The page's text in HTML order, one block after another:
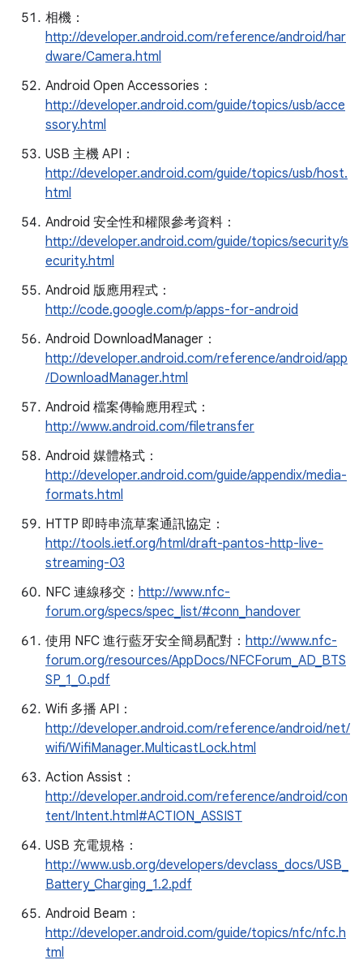
相機：
http://developer.android.com/reference/android/har
dware/Camera.html
Android Open Accessories：
http://developer.android.com/guide/topics/usb/acce
ssory.html
USB 主機 API：
http://developer.android.com/guide/topics/usb/host.
html
Android 安全性和權限參考資料：
http://developer.android.com/guide/topics/security/s
ecurity.html
Android 版應用程式：
http://code.google.com/p/apps-for-android
Android DownloadManager：
http://developer.android.com/reference/android/app
/DownloadManager.html
Android 檔案傳輸應用程式：
http://www.android.com/filetransfer
Android 媒體格式：
http://developer.android.com/guide/appendix/media-
formats.html
HTTP 即時串流草案通訊協定：
http://tools.ietf.org/html/draft-pantos-http-live-
streaming-03
NFC 連線移交： http://www.nfc-
forum.org/specs/spec_list/#conn_handover
使用 NFC 進行藍牙安全簡易配對： http://www.nfc-
forum.org/resources/AppDocs/NFCForum_AD_BTS
SP_1_0.pdf
Wifi 多播 API：
http://developer.android.com/reference/android/net/
wifi/WifiManager.MulticastLock.html
Action Assist：
http://developer.android.com/reference/android/con
tent/Intent.html#ACTION_ASSIST
USB 充電規格：
http://www.usb.org/developers/devclass_docs/USB_
Battery_Charging_1.2.pdf
Android Beam：
http://developer.android.com/guide/topics/nfc/nfc.h
tml